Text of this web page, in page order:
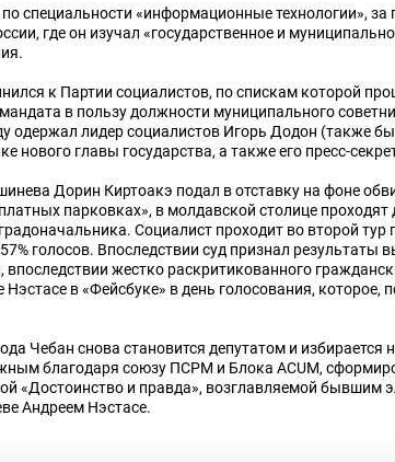
специальности «информационные технологии»,
где он изучал «государственное и
к Партии социалистов, по спискам которой
в пользу должности муниципального
одержал лидер социалистов Игорь Додон (также
нового главы государства, а также его пресс-
Дорин Киртоакэ подал в отставку на фоне
парковках», в молдавской столице
Социалист проходит во второй тур
голосов. Впоследствии суд признал результаты
жестко раскритикованного
в «Фейсбуке» в день голосования, которое,
Чебан снова становится депутатом и избирается
благодаря союзу ПСРМ и Блока ACUM,
«Достоинство и правда», возглавляемой бывшим
Андреем Нэстасе.